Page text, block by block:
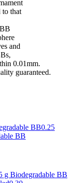
to that
and
0.01mm.
guaranteed.
BB0.25
BB
g Biodegradable BB